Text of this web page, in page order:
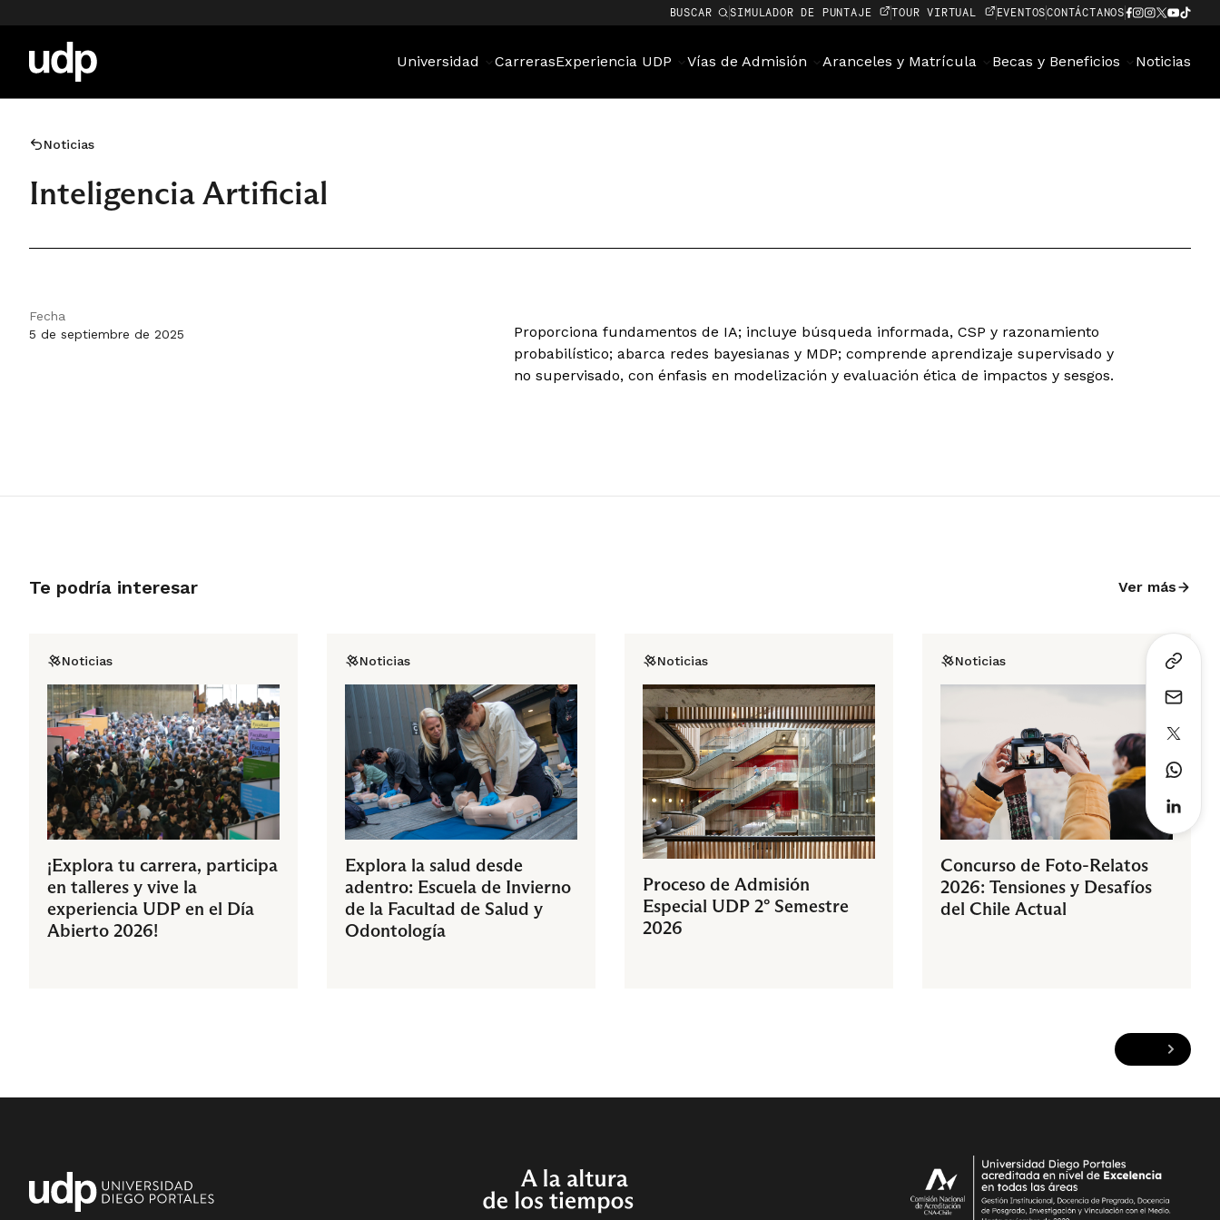
BUSCAR SIMULADOR DE PUNTAJE TOUR VIRTUAL EVENTOSCONTÁCTANOS
Universidad CarrerasExperiencia UDP Vías de Admisión Aranceles y Matrícula Becas y Beneficios Noticias
Noticias
Inteligencia Artificial
Fecha
5 de septiembre de 2025
Proporciona fundamentos de IA; incluye búsqueda informada, CSP y razonamiento
probabilístico; abarca redes bayesianas y MDP; comprende aprendizaje supervisado y
no supervisado, con énfasis en modelización y evaluación ética de impactos y sesgos.
Te podría interesar Ver más
Noticias
¡Explora tu carrera, participa
en talleres y vive la
experiencia UDP en el Día
Abierto 2026!
Noticias
Explora la salud desde
adentro: Escuela de Invierno
de la Facultad de Salud y
Odontología
Noticias
Proceso de Admisión
Especial UDP 2° Semestre
2026
Noticias
Concurso de Foto-Relatos
2026: Tensiones y Desafíos
del Chile Actual